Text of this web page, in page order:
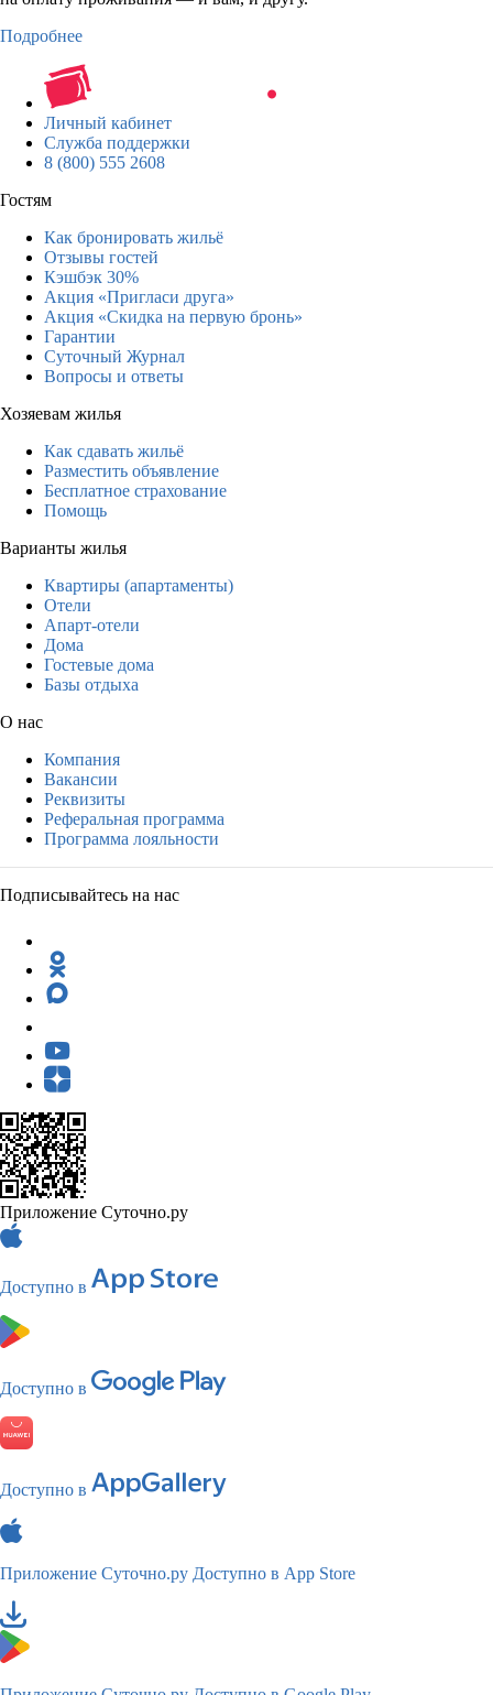
Подробнее
Личный кабинет
Служба поддержки
8 (800) 555 2608
Гостям
Как бронировать жильё
Отзывы гостей
Кэшбэк 30%
Акция «Пригласи друга»
Акция «Скидка на первую бронь»
Гарантии
Суточный Журнал
Вопросы и ответы
Хозяевам жилья
Как сдавать жильё
Разместить объявление
Бесплатное страхование
Помощь
Варианты жилья
Квартиры (апартаменты)
Отели
Апарт-отели
Дома
Гостевые дома
Базы отдыха
О нас
Компания
Вакансии
Реквизиты
Реферальная программа
Программа лояльности
Подписывайтесь на нас
Приложение Суточно.ру
Доступно в
Доступно в
Доступно в
Приложение Суточно.ру Доступно в App Store